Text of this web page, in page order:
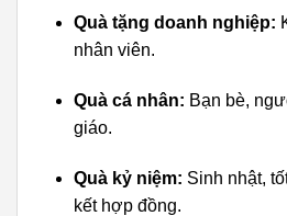
Quà tặng doanh nghiệp:
nhân viên.
Quà cá nhân: Bạn bè,
giáo.
Quà kỷ niệm: Sinh nhật,
kết hợp đồng.